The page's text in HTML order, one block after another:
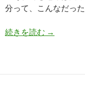
分って、こんなだっ
続きを読む Compass
→